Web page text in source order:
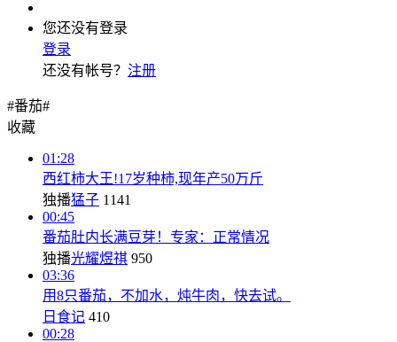
您还没有登录
登录
还没有帐号？ 注册
#番茄#
收藏
01:28
西红柿大王!17岁种柿,现年产50万斤
独播猛子 1141
00:45
番茄肚内长满豆芽！专家：正常情况
独播光耀煜祺 950
03:36
用8只番茄，不加水，炖牛肉，快去试。
日食记 410
00:28